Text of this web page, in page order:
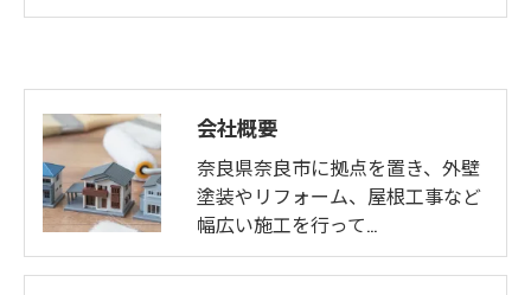
会社概要
奈良県奈良市に拠点を置き、外壁
塗装やリフォーム、屋根工事など
幅広い施工を行って…